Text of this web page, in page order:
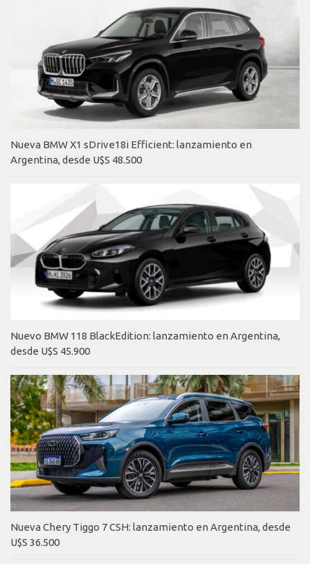
Nueva BMW X1 sDrive18i Efficient: lanzamiento en
Argentina, desde U$S 48.500
Nuevo BMW 118 BlackEdition: lanzamiento en Argentina,
desde U$S 45.900
Nueva Chery Tiggo 7 CSH: lanzamiento en Argentina, desde
U$S 36.500